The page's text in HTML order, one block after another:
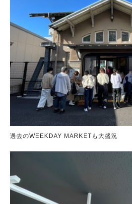
過去のWEEKDAY MARKETも大盛況